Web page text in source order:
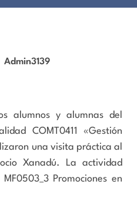
Admin3139
alumnos y alumnas del
COMT0411 «Gestión
una visita práctica al
Xanadú. La actividad
Promociones en